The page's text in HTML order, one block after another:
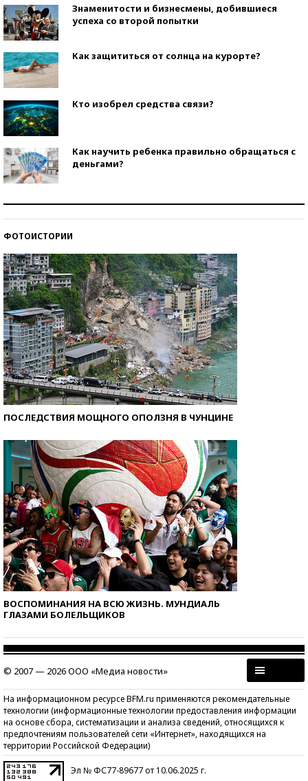
Знаменитости и бизнесмены, добившиеся
успеха со второй попытки
Как защититься от солнца на курорте?
Кто изобрел средства связи?
Как научить ребенка правильно обращаться с
деньгами?
ФОТОИСТОРИИ
ПОСЛЕДСТВИЯ МОЩНОГО ОПОЛЗНЯ В ЧУНЦИНЕ
ВОСПОМИНАНИЯ НА ВСЮ ЖИЗНЬ. МУНДИАЛЬ
ГЛАЗАМИ БОЛЕЛЬЩИКОВ
© 2007 — 2026 ООО «Медиа новости»
На информационном ресурсе BFM.ru применяются рекомендательные
технологии (информационные технологии предоставления информации
на основе сбора, систематизации и анализа сведений, относящихся к
предпочтениям пользователей сети «Интернет», находящихся на
территории Российской Федерации)
Эл № ФС77-89677 от 10.06.2025 г.